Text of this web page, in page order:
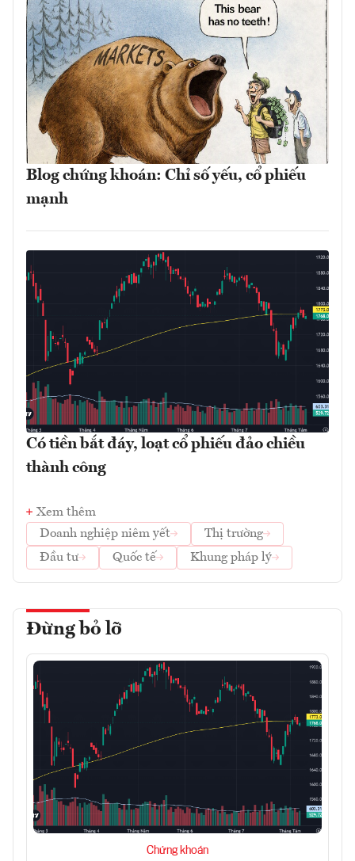
Blog chứng khoán: Chỉ số yếu, cổ phiếu
mạnh
Có tiền bắt đáy, loạt cổ phiếu đảo chiều
thành công
Xem thêm
Doanh nghiệp niêm yết
Thị trường
Đầu tư
Quốc tế Khung pháp lý
Đừng bỏ lỡ
Chứng khoán